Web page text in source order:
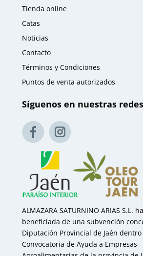
Tienda online
Catas
Noticias
Contacto
Términos y Condiciones
Puntos de venta autorizados
Síguenos en nuestras
ALMAZARA SATURNINO ARIAS S.L.
beneficiada de una subvención
Diputación Provincial de Jaén
Convocatoria de Ayuda a Empresas